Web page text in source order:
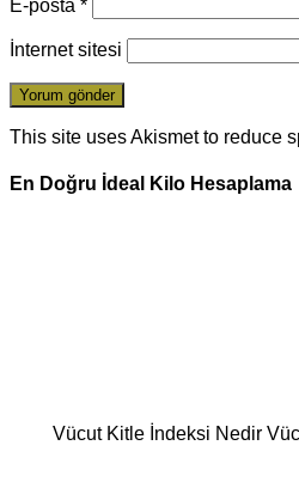
E-posta *
İnternet sitesi
This site uses Akismet to reduce
En Doğru İdeal Kilo Hesaplama
Vücut Kitle İndeksi Nedir